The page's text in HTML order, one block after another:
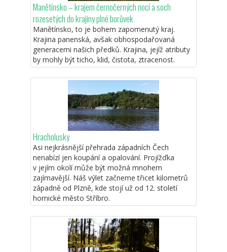
Manětínsko – krajem černočerných nocí a soch
rozesetých do krajiny plné borůvek
Manětínsko, to je bohem zapomenutý kraj.
Krajina panenská, avšak obhospodařovaná
generacemi našich předků. Krajina, jejíž atributy
by mohly být ticho, klid, čistota, ztracenost.
Hracholusky
Asi nejkrásnější přehrada západních Čech
nenabízí jen koupání a opalování. Projížďka
v jejím okolí může být možná mnohem
zajímavější. Náš výlet začneme třicet kilometrů
západně od Plzně, kde stojí už od 12. století
hornické město Stříbro.